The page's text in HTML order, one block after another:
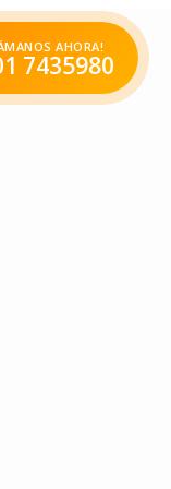
permitieron
nuevos artistas,
son nuestros
sonrientes,
AHORA!
7435980